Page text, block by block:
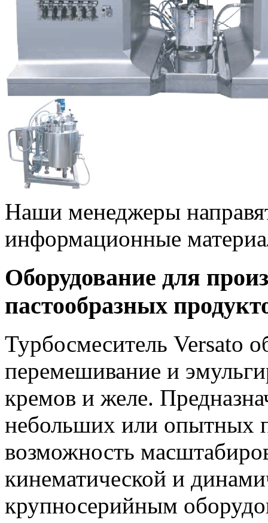
Наши менеджеры
информационные
Оборудование для
пастообразных
Турбосмеситель Versato
перемешивание и
кремов и желе.
небольших или опытных
возможность
кинематической и
крупносерийным